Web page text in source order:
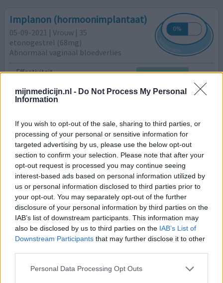
mijnmedicijn.nl - Do Not Process My Personal
Information
If you wish to opt-out of the sale, sharing to third parties, or
processing of your personal or sensitive information for
targeted advertising by us, please use the below opt-out
section to confirm your selection. Please note that after your
opt-out request is processed you may continue seeing
interest-based ads based on personal information utilized by
us or personal information disclosed to third parties prior to
your opt-out. You may separately opt-out of the further
disclosure of your personal information by third parties on the
IAB’s list of downstream participants. This information may
also be disclosed by us to third parties on the IAB’s List of
Downstream Participants that may further disclose it to other
Personal Data Processing Opt Outs
Implanon (hormoonimplantaat)
05-09-2021 | Vrouw | 35
etonogestrel (68mg)
Abnormaal vaginaal bloedverlies
Effectiviteit
te denken en mijn menstruatie uitbleef. Maar helaas nam
mijn gewicht toe en was ik 2 maanden na start van
gebruik zwaar depressief. Niet meteen de link gelegd
met de implanon. Mijn depressie werd steeds erger,
waardoor er zelfs voorzorgsmaatregelen genomen
moesten worden zodat ik mezelf niets aan zou doen. Na 9
maa[lees meer...]
geef mening 0 reacties
Implanon (hormoonimplantaat)
etonogestrel (68mg)